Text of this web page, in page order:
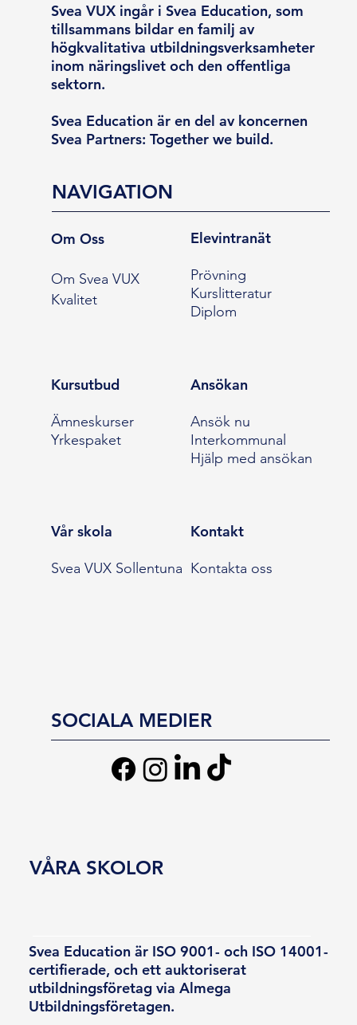
Svea VUX ingår i Svea Education, som
tillsammans bildar en familj av
högkvalitativa utbildningsverksamheter
inom näringslivet och den offentliga
sektorn.
Svea Education är en del av koncernen
Svea Partners: Together we build.
NAVIGATION
Om Oss
Om Svea VUX
Kvalitet
Elevintranät
Prövning
Kurslitteratur
Diplom
Kursutbud
Ämneskurser
Yrkespaket
Ansökan
Ansök nu
Interkommunal
Hjälp med ansökan
Vår skola
Svea VUX Sollentuna
Kontakt
Kontakta oss
SOCIALA MEDIER
Svea Education är ISO 9001- och ISO 14001-
certifierade, och ett auktoriserat
utbildningsföretag via Almega
Utbildningsföretagen.
VÅRA SKOLOR